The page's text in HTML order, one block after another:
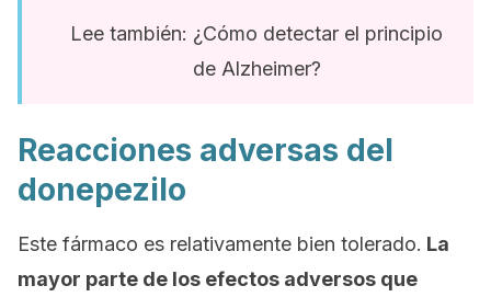
Lee también: ¿Cómo detectar el principio
de Alzheimer?
Reacciones adversas del
donepezilo
Este fármaco es relativamente bien tolerado. La
mayor parte de los efectos adversos que